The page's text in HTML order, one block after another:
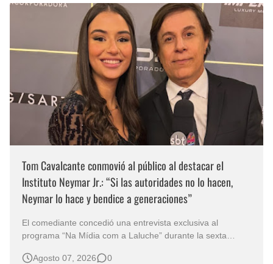
Tom Cavalcante conmovió al público al destacar el
Instituto Neymar Jr.: “Si las autoridades no lo hacen,
Neymar lo hace y bendice a generaciones”
El comediante concedió una entrevista exclusiva al
programa “Na Mídia com a Laluche” durante la sexta
eventos benéficos más importantes de Brasil. En medio del
Agosto 07, 2026 0